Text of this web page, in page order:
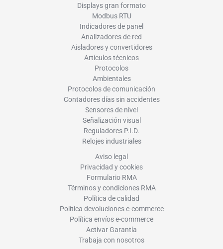
Displays gran formato
Modbus RTU
Indicadores de panel
Analizadores de red
Aisladores y convertidores
Artículos técnicos
Protocolos
Ambientales
Protocolos de comunicación
Contadores días sin accidentes
Sensores de nivel
Señalización visual
Reguladores P.I.D.
Relojes industriales
Aviso legal
Privacidad y cookies
Formulario RMA
Términos y condiciones RMA
Política de calidad
Política devoluciones e-commerce
Política envíos e-commerce
Activar Garantía
Trabaja con nosotros